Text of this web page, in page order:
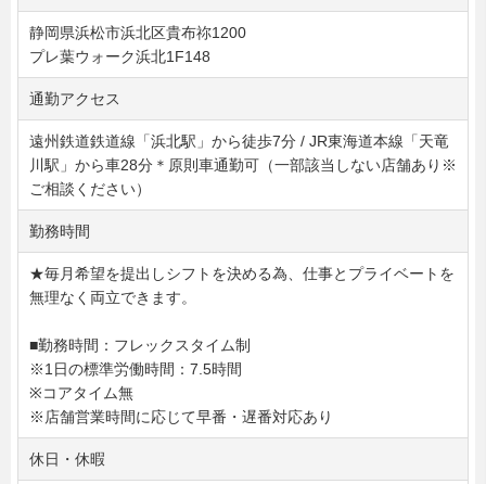
静岡県浜松市浜北区貴布祢1200
プレ葉ウォーク浜北1F148
通勤アクセス
遠州鉄道鉄道線「浜北駅」から徒歩7分 / JR東海道本線「天竜
川駅」から車28分＊原則車通勤可（一部該当しない店舗あり※
ご相談ください）
勤務時間
★毎月希望を提出しシフトを決める為、仕事とプライベートを
無理なく両立できます。
■勤務時間：フレックスタイム制
※1日の標準労働時間：7.5時間
※コアタイム無
※店舗営業時間に応じて早番・遅番対応あり
休日・休暇